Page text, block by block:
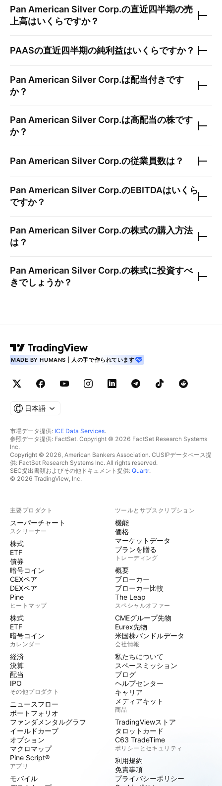
Pan American Silver Corp.の直近四半期の売
上高はいくらですか？
PAASの直近四半期の純利益はいくらですか？
Pan American Silver Corp.は配当付きです
か？
Pan American Silver Corp.は高配当の株です
か？
Pan American Silver Corp.の従業員数は？
Pan American Silver Corp.のEBITDAはいくら
ですか？
Pan American Silver Corp.の株式の購入方法
は？
Pan American Silver Corp.の株式に投資すべ
きでしょうか？
MADE BY HUMANS | 人の手で作られています
日本語
市場データ提供: ICE Data Services.
参照データ提供: FactSet. Copyright © 2026 FactSet Research Systems
Inc.
Copyright © 2026, American Bankers Association. CUSIPデータベース提
供: FactSet Research Systems Inc. All rights reserved.
SEC提出書類およびその他ドキュメント提供: Quartr.
© 2026 TradingView, Inc.
主要プロダクト
スーパーチャート
スクリーナー
株式
ETF
債券
暗号コイン
CEXペア
DEXペア
Pine
ヒートマップ
株式
ETF
暗号コイン
カレンダー
経済
決算
配当
IPO
その他プロダクト
ニュースフロー
ポートフォリオ
ファンダメンタルグラフ
イールドカーブ
オプション
マクロマップ
Pine Script®
アプリ
モバイル
ツールとサブスクリプション
機能
価格
マーケットデータ
プランを贈る
トレーディング
概要
ブローカー
ブローカー比較
The Leap
スペシャルオファー
CMEグループ先物
Eurex先物
米国株バンドルデータ
会社情報
私たちについて
スペースミッション
ブログ
ヘルプセンター
キャリア
メディアキット
商品
TradingViewストア
タロットカード
C63 TradeTime
ポリシーとセキュリティ
利用規約
免責事項
プライバシーポリシー